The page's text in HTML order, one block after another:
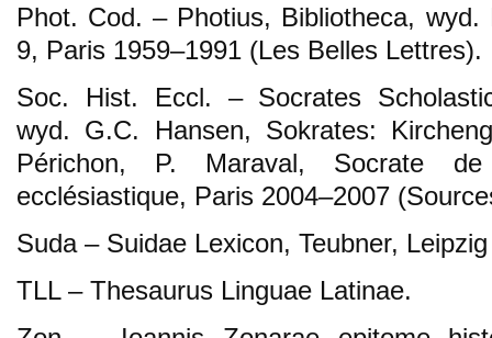
Phot. Cod. – Photius, Bibliotheca,
9, Paris 1959–1991 (Les Belles Lettres).
Soc. Hist. Eccl. – Socrates
wyd. G.C. Hansen, Sokrates:
Périchon, P. Maraval, Socrate de
ecclésiastique, Paris 2004–2007
Suda – Suidae Lexicon, Teubner,
TLL – Thesaurus Linguae Latinae.